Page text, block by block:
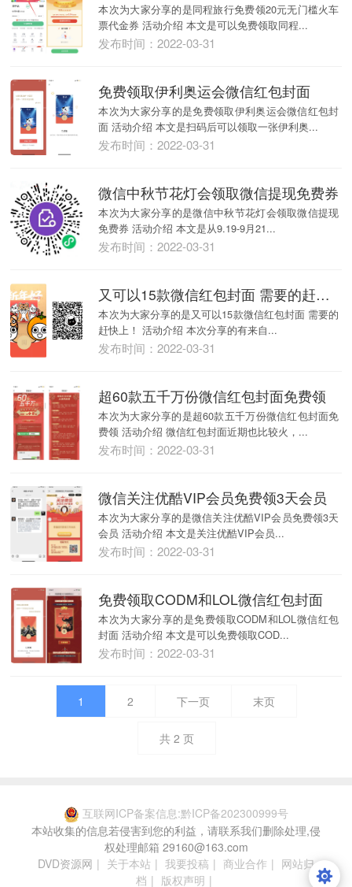
本次为大家分享的是同程旅行免费领20元无门槛火车
票代金券 活动介绍 本文是可以免费领取同程...
发布时间：2022-03-31
免费领取伊利奥运会微信红包封面
本次为大家分享的是免费领取伊利奥运会微信红包封
面 活动介绍 本文是扫码后可以领取一张伊利奥...
发布时间：2022-03-31
微信中秋节花灯会领取微信提现免费券
本次为大家分享的是微信中秋节花灯会领取微信提现
免费券 活动介绍 本文是从9.19-9月21...
发布时间：2022-03-31
又可以15款微信红包封面 需要的赶快上！
本次为大家分享的是又可以15款微信红包封面 需要的
赶快上！ 活动介绍 本次分享的有来自...
发布时间：2022-03-31
超60款五千万份微信红包封面免费领
本次为大家分享的是超60款五千万份微信红包封面免
费领 活动介绍 微信红包封面近期也比较火，...
发布时间：2022-03-31
微信关注优酷VIP会员免费领3天会员
本次为大家分享的是微信关注优酷VIP会员免费领3天
会员 活动介绍 本文是关注优酷VIP会员...
发布时间：2022-03-31
免费领取CODM和LOL微信红包封面
本次为大家分享的是免费领取CODM和LOL微信红包
封面 活动介绍 本文是可以免费领取COD...
发布时间：2022-03-31
1 2 下一页 末页
共 2 页
互联网ICP备案信息:黔ICP备202300999号
本站收集的信息若侵害到您的利益，请联系我们删除处理,侵
权处理邮箱 29160@163.com
DVD资源网 | 关于本站 | 我要投稿 | 商业合作 | 网站归
档 | 版权声明 |